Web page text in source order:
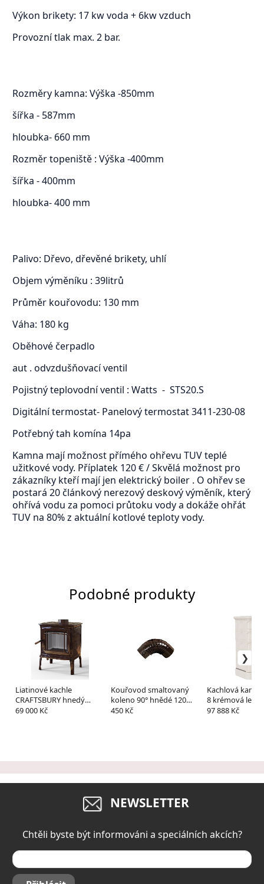
Výkon brikety: 17 kw voda + 6kw vzduch
Provozní tlak max. 2 bar.
Rozměry kamna: Výška -850mm
šířka - 587mm
hloubka- 660 mm
Rozměr topeniště : Výška -400mm
šířka - 400mm
hloubka- 400 mm
Palivo: Dřevo, dřevěné brikety, uhlí
Objem výměníku : 39litrů
Průměr kouřovodu: 130 mm
Váha: 180 kg
Oběhové čerpadlo
aut . odvzdušňovací ventil
Pojistný teplovodní ventil : Watts - STS20.S
Digitální termostat- Panelový termostat 3411-230-08
Potřebný tah komína 14pa
Kamna mají možnost přímého ohřevu TUV teplé
užitkové vody. Příplatek 120 € / Skvělá možnost pro
zákazníky kteří mají jen elektrický boiler . O ohřev se
postará 20 článkový nerezový deskový výměník, který
ohřívá vodu za pomoci průtoku vody a dokáže ohřát
TUV na 80% z aktuální kotlové teploty vody.
Podobné produkty
Liatinové kachle
CRAFTSBURY hnedý
smalt
69 000 Kč
Kouřovod smaltovaný
koleno 90° hnědé 120
mm černá
450 Kč
Kachlová
8 krémová
97 888 Kč
NEWSLETTER
Chtěli byste být informováni a speciálních akcích?